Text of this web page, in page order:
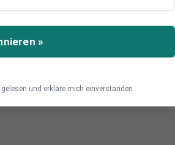
»
gelesen und erkläre mich einverstanden.